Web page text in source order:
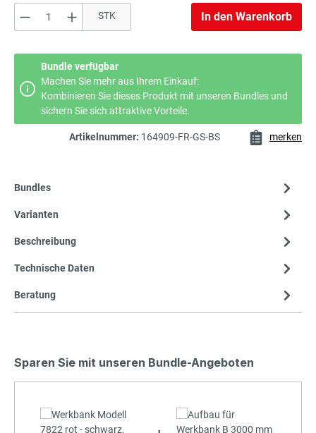
Produkt Anzahl: Gib den gewünschten
STK In den Warenkorb
Bundle verfügbar
Machen Sie mehr aus Ihrem Einkauf:
Kombinieren Sie dieses Produkt mit unseren Bundles und
sichern Sie sich attraktive Vorteile.
Artikelnummer: 164909-FR-GS-BS merken
Bundles
Varianten
Beschreibung
Technische Daten
Beratung
Sparen Sie mit unseren Bundle-Angeboten